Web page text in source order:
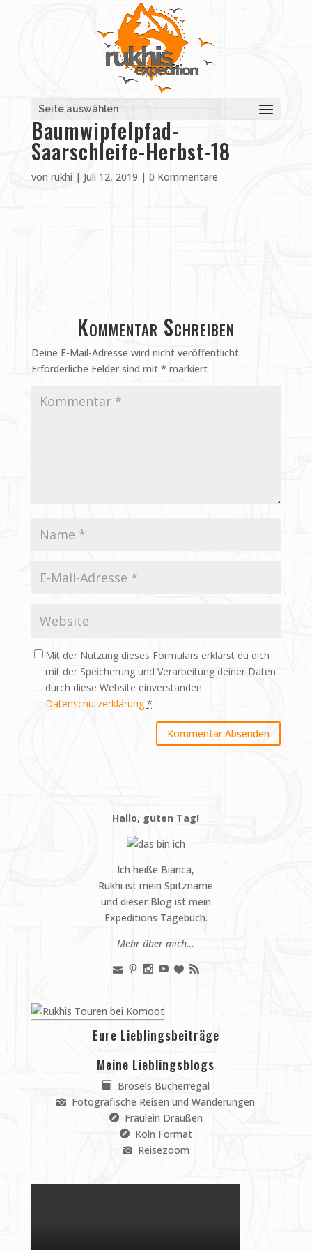
Seite auswählen
Baumwipfelpfad-
Saarschleife-Herbst-18
von rukhi| Juli 12, 2019 | 0 Kommentare
Kommentar Schreiben
Deine E-Mail-Adresse wird nicht veröffentlicht.
Erforderliche Felder sind mit * markiert
Mit der Nutzung dieses Formulars erklärst du dich
mit der Speicherung und Verarbeitung deiner Daten
durch diese Website einverstanden.
Datenschutzerklärung *
Hallo, guten Tag!
Ich heiße Bianca,
Rukhi ist mein Spitzname
und dieser Blog ist mein
Expeditions Tagebuch.
Mehr über mich…
Eure Lieblingsbeiträge
Meine Lieblingsblogs
Brösels Bücherregal
Fotografische Reisen und Wanderungen
Fräulein Draußen
Köln Format
Reisezoom